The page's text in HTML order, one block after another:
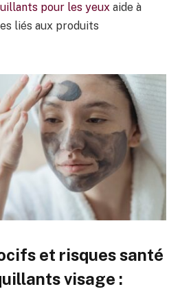
pour les yeux aide à
liés aux produits
et risques santé
visage :